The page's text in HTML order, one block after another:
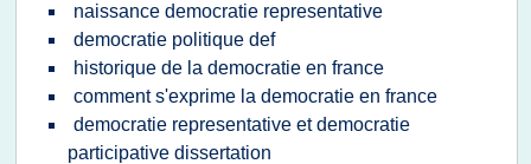
naissance democratie representative
democratie politique def
historique de la democratie en france
comment s'exprime la democratie en france
democratie representative et democratie
participative dissertation